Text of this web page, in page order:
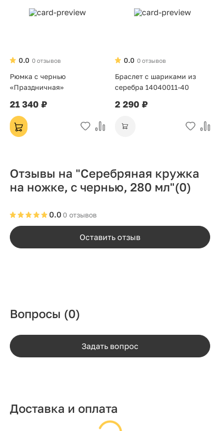
0 отзывов
0.0
Рюмка с чернью
«Праздничная»
21 340 ₽
0 отзывов
0.0
Браслет с шариками из
серебра 14040011-40
2 290 ₽
Отзывы на "Серебряная кружка
на ножке, с чернью, 280 мл"(0)
0 отзывов
0.0
Оставить отзыв
Вопросы (0)
Задать вопрос
Доставка и оплата